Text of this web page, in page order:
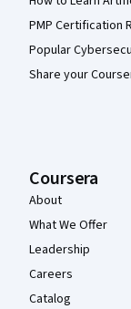
PMP Certification
Popular
Share your
Coursera
About
What We Offer
Leadership
Careers
Catalog